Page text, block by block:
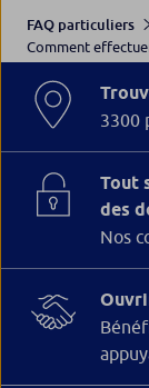
FAQ particuliers
Comment
3300
Tout
des
Nos